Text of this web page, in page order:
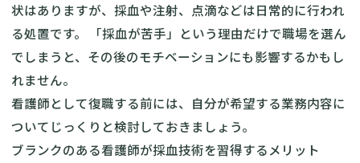
状はありますが、採血や注射、点滴などは日常的に行われ
る処置です。 「採血が苦手」という理由だけで職場を選ん
でしまうと、その後のモチベーションにも影響するかもし
れません。
看護師として復職する前には、自分が希望する業務内容に
ついてじっくりと検討しておきましょう。
ブランクのある看護師が採血技術を習得するメリット